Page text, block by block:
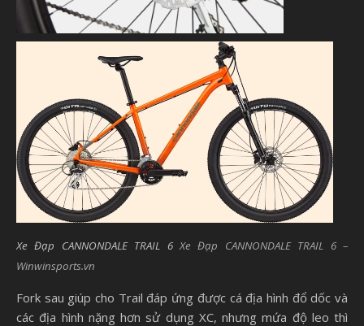
Xe Đạp CANNONDALE TRAIL 6 Xe Đạp CANNONDALE TRAIL 6 –
Winwinsports.vn
Fork sau giúp cho Trail đáp ứng được cá địa hình đổ dốc và
các địa hình nặng hơn sử dụng XC, nhưng mứa độ leo thì